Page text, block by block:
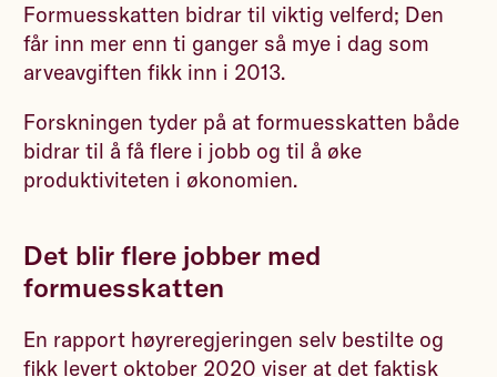
Formuesskatten bidrar til viktig velferd; Den
får inn mer enn ti ganger så mye i dag som
arveavgiften fikk inn i 2013.
Forskningen tyder på at formuesskatten både
bidrar til å få flere i jobb og til å øke
produktiviteten i økonomien.
Det blir flere jobber med
formuesskatten
En rapport høyreregjeringen selv bestilte og
fikk levert oktober 2020 viser at det faktisk